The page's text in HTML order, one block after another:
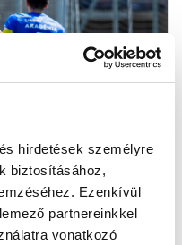
hirdetések személyre
biztosításához,
Ezenkívül
partnereinkkel
vonatkozó
- VASAS KUBALA